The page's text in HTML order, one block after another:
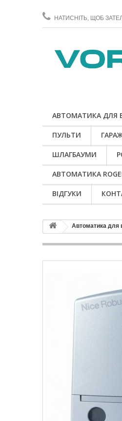
НАТИСНІТЬ, ЩОБ
АВТОМАТИКА ДЛЯ
ПУЛЬТИ
ШЛАГБАУМИ
АВТОМАТИКА
ВІДГУКИ
Автоматика для